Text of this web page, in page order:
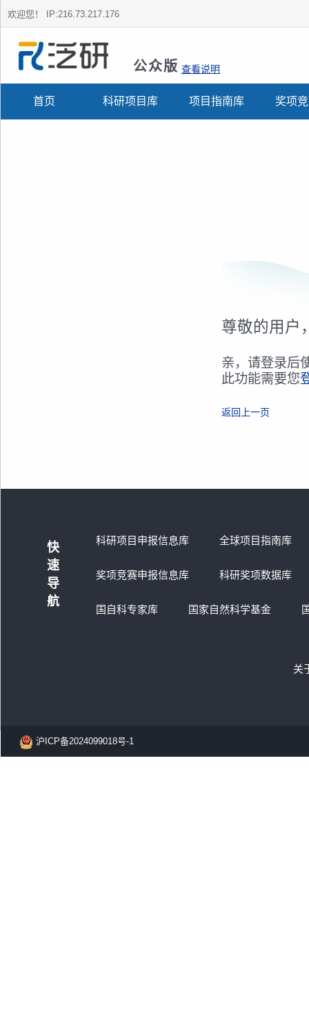
欢迎您！ IP:216.73.217.176
公众版 查看说明
首页 科研项目库 项目指南库 奖项
尊敬的用户
亲，请登录后
此功能需要您
返回上一页
快
速
导
航
科研项目申报信息库 全球项目指南库
奖项竞赛申报信息库 科研奖项数据库
国自科专家库 国家自然科学基金
关
沪ICP备2024099018号-1